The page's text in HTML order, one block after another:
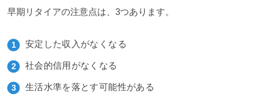
早期リタイアの注意点は、3つあります。
安定した収入がなくなる
社会的信用がなくなる
生活水準を落とす可能性がある